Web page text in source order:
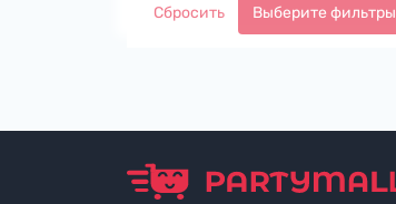
Сбросить Выберите фильтры